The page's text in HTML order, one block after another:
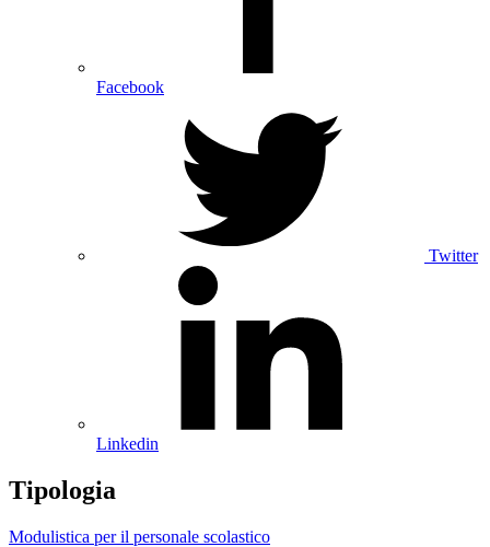
Facebook
Twitter
Linkedin
Tipologia
Modulistica per il personale scolastico